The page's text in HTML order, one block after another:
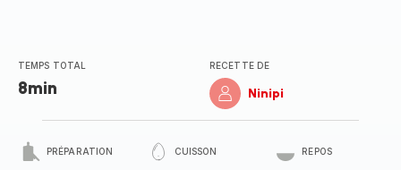
TEMPS TOTAL
8min
RECETTE DE
Ninipi
PRÉPARATION CUISSON REPOS